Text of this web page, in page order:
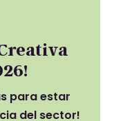
para estar
del sector!